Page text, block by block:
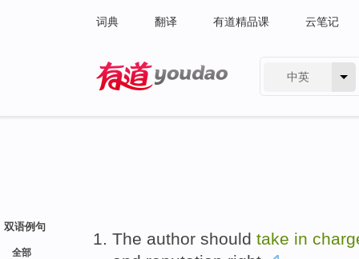
词典 翻译 有道精品课 云笔记
中英
双语例句
全部
The author should take in